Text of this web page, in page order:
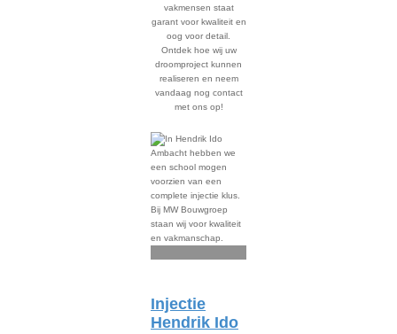
vakmensen staat
garant voor kwaliteit en
oog voor detail.
Ontdek hoe wij uw
droomproject kunnen
realiseren en neem
vandaag nog contact
met ons op!
Injectie
Hendrik Ido